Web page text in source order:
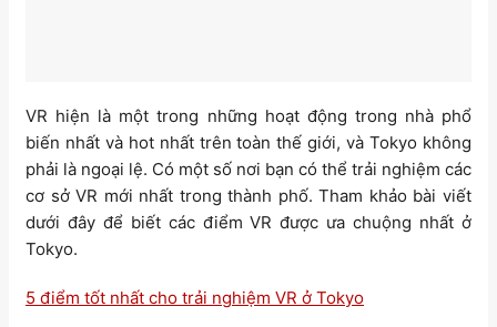
VR hiện là một trong những hoạt động trong nhà phổ
biến nhất và hot nhất trên toàn thế giới, và Tokyo không
phải là ngoại lệ. Có một số nơi bạn có thể trải nghiệm các
cơ sở VR mới nhất trong thành phố. Tham khảo bài viết
dưới đây để biết các điểm VR được ưa chuộng nhất ở
Tokyo.
5 điểm tốt nhất cho trải nghiệm VR ở Tokyo